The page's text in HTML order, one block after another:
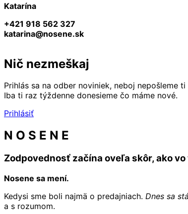
Katarína
+421 918 562 327
katarina@nosene.sk
Nič nezmeškaj
Prihlás sa na odber noviniek, neboj nepošleme
Iba ti raz týždenne donesieme čo máme nové.
Prihlásiť
N O S E N E
Zodpovednosť začína oveľa skôr, ako
Nosene sa mení.
Kedysi sme boli najmä o predajniach. Dnes sa
a s rozumom.